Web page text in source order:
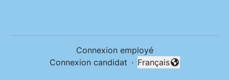
Connexion employé
Connexion candidat ·
Changer la langue
Français